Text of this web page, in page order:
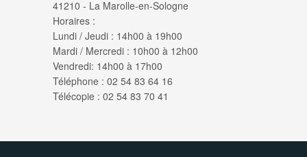
41210 - La Marolle-en-Sologne
Horaires :
Lundi / Jeudi : 14h00 à 19h00
Mardi / Mercredi : 10h00 à 12h00
Vendredi: 14h00 à 17h00
Téléphone : 02 54 83 64 16
Télécopie : 02 54 83 70 41